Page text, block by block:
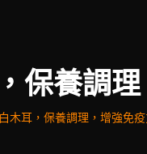
保養調
木耳，保養調理，增強免